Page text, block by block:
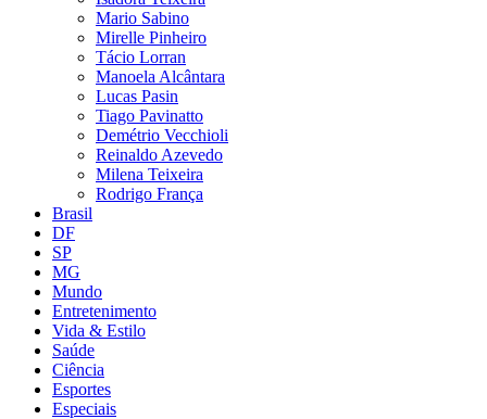
Mario Sabino
Mirelle Pinheiro
Tácio Lorran
Manoela Alcântara
Lucas Pasin
Tiago Pavinatto
Demétrio Vecchioli
Reinaldo Azevedo
Milena Teixeira
Rodrigo França
Brasil
DF
SP
MG
Mundo
Entretenimento
Vida & Estilo
Saúde
Ciência
Esportes
Especiais